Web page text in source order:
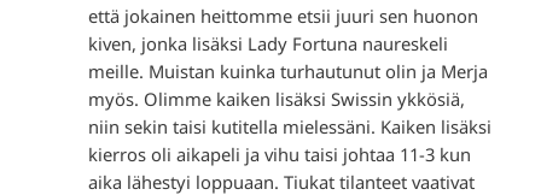
että jokainen heittomme etsii juuri sen huonon
kiven, jonka lisäksi Lady Fortuna naureskeli
meille. Muistan kuinka turhautunut olin ja Merja
myös. Olimme kaiken lisäksi Swissin ykkösiä,
niin sekin taisi kutitella mielessäni. Kaiken lisäksi
kierros oli aikapeli ja vihu taisi johtaa 11-3 kun
aika lähestyi loppuaan. Tiukat tilanteet vaativat